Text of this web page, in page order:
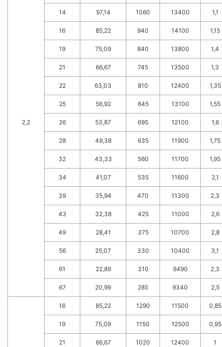
2,2
14 97,14 1060 13400 1,1
16 85,22 940 14100 1,15
19 75,09 840 13800 1,4
21 66,67 745 13500 1,3
22 63,03 810 12400 1,35
25 56,92 645 13100 1,55
26 53,87 695 12100 1,6
28 49,38 635 11900 1,75
32 43,33 560 11700 1,95
34 41,07 535 11600 2,1
39 35,94 470 11300 2,3
43 32,38 425 11000 2,6
49 28,41 375 10700 2,8
56 25,07 330 10400 3,1
61 22,89 310 9490 2,3
67 20,99 285 9340 2,5
16 85,22 1290 11500 0,85
19 75,09 1150 12500 0,95
21 66,67 1020 12400 1